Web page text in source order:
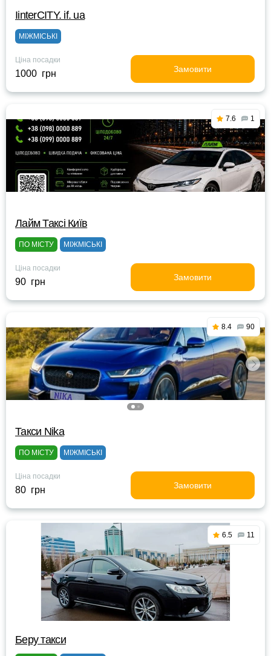
IinterCITY. if. ua
МІЖМІСЬКІ
Ціна посадки
1000 грн Замовити
7.6 1
Лайм Таксі Київ
ПО МІСТУ МІЖМІСЬКІ
Ціна посадки
90 грн Замовити
8.4 90
Такси Nika
ПО МІСТУ МІЖМІСЬКІ
Ціна посадки
80 грн Замовити
6.5 11
Беру такси